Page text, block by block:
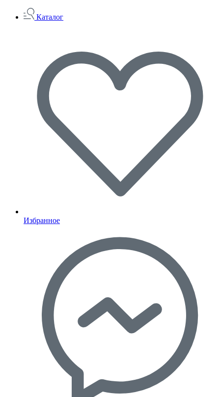
Каталог
Избранное